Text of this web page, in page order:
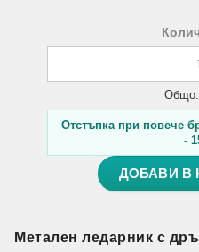
Общо:
Отстъпка при повече
-
ДОБАВИ В
Метален ледарник с